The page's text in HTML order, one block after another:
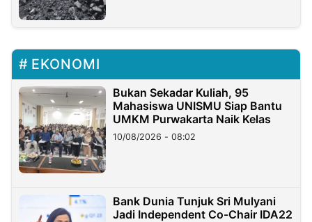
EKONOMI
Bukan Sekadar Kuliah, 95
Mahasiswa UNISMU Siap Bantu
UMKM Purwakarta Naik Kelas
10/08/2026 - 08:02
Bank Dunia Tunjuk Sri Mulyani
Jadi Independent Co-Chair IDA22